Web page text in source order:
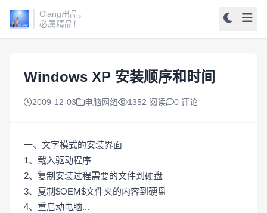
Clang出品，
必属精品！
Windows XP 安装顺序和时间
2009-12-03 电脑网络 1352 阅读 0 评论
一、文字模式的安装界面
1、载入驱动程序
2、复制安装过程需要的文件到硬盘
3、复制$OEM$文件夹的内容到硬盘
4、重启动电脑...